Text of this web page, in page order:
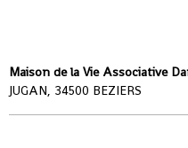
Maison de la Vie Associative
JUGAN, 34500 BEZIERS